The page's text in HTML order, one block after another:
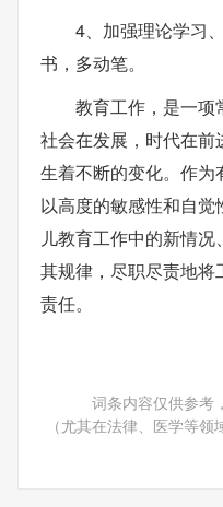
4、加强理论学习
书，多动笔。
教育工作，是一项
社会在发展，时代在
生着不断的变化。作
以高度的敏感性和自
儿教育工作中的新情
其规律，尽职尽责地
责任。
词条内容仅供参考
（尤其在法律、医学等